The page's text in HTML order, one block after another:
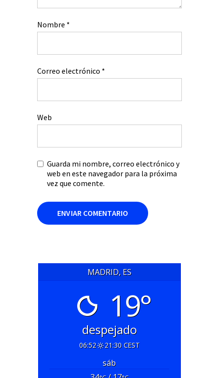
Nombre *
Correo electrónico *
Web
Guarda mi nombre, correo electrónico y
web en este navegador para la próxima
vez que comente.
MADRID, ES
19°
despejado
06:52 21:30 CEST
sáb